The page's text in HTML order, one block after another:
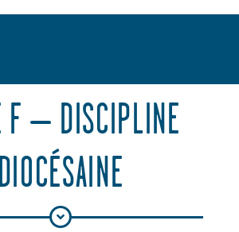
F – DISCIPLINE
DIOCÉSAINE